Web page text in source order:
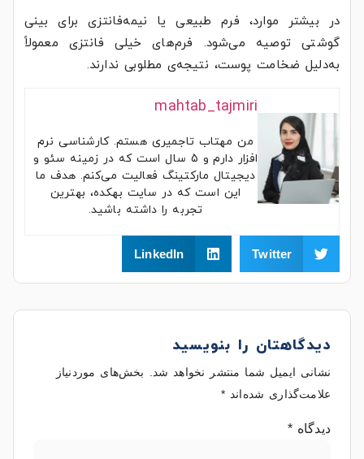
در بیشتر موارد، فرم طبیعی یا نیمه‌فانتزی برای بینی
گوشتی توصیه می‌شود. فرم‌های خیلی فانتزی معمولاً
به‌دلیل ضخامت پوست، نتیجه‌ی مطلوبی ندارند.
mahtab_tajmiri
من مهتاب تاجمیری هستم. کارشناسی نرم
افزار دارم و 5 سال است که در زمینه سئو و
دیجیتال مارکتینگ فعالیت می‌کنم. هدف ما
این است که در سایت بهکده، بهترین
تجربه را داشته باشید.
Twitter
LinkedIn
دیدگاهتان را بنویسید
نشانی ایمیل شما منتشر نخواهد شد.
بخش‌های موردنیاز
علامت‌گذاری شده‌اند *
دیدگاه*